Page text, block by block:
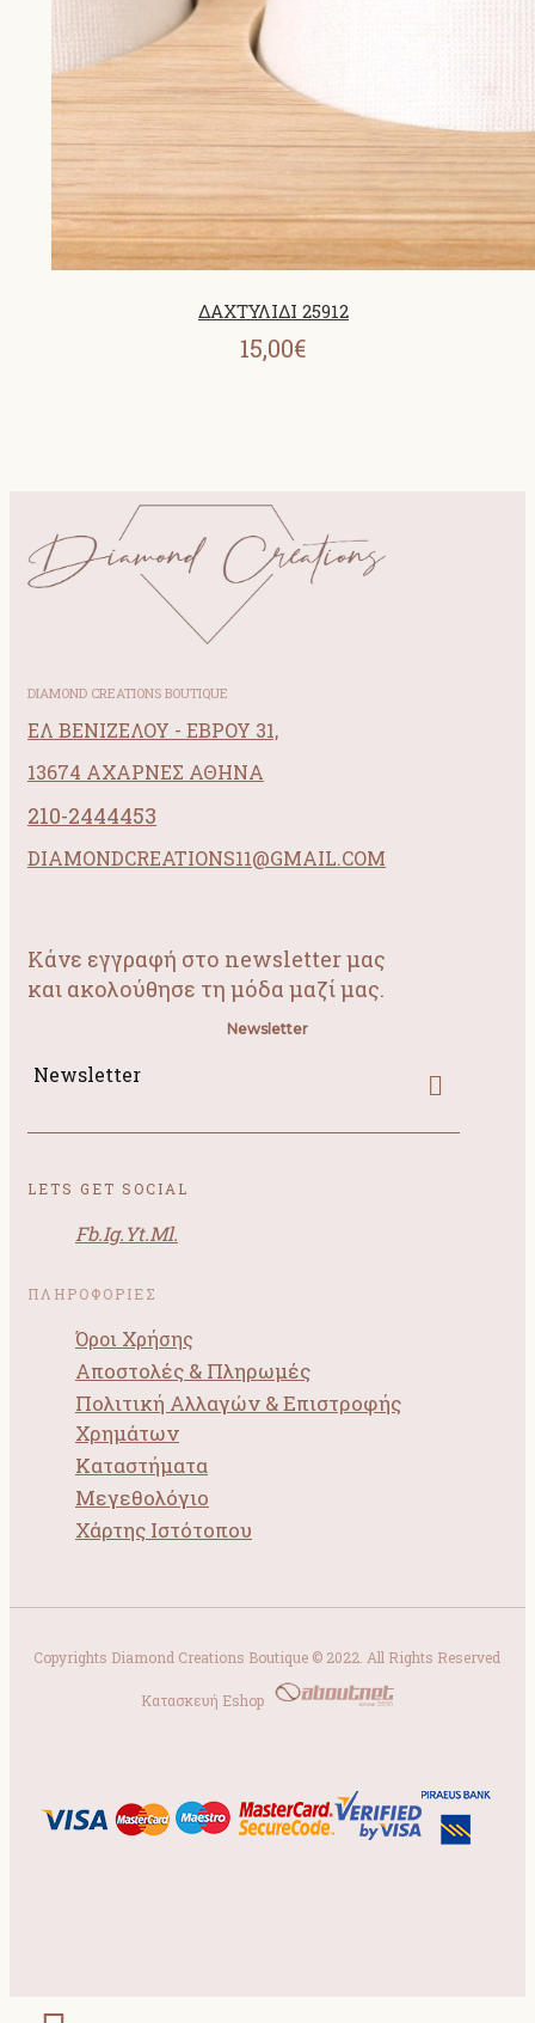
ΔΑΧΤΥΛΙΔΙ 25912
15,00€
DIAMOND CREATIONS BOUTIQUE
ΕΛ ΒΕΝΙΖΕΛΟΥ - ΕΒΡΟΥ 31,
13674 ΑΧΑΡΝΕΣ ΑΘΗΝΑ
210-2444453
DIAMONDCREATIONS11@GMAIL.COM
Κάνε εγγραφή στο newsletter μας
και ακολούθησε τη μόδα μαζί μας.
Newsletter
Newsletter
LETS GET SOCIAL
Fb.Ig.Yt.Ml.
ΠΛΗΡΟΦΟΡΙΕΣ
Όροι Χρήσης
Αποστολές & Πληρωμές
Πολιτική Αλλαγών & Επιστροφής
Χρημάτων
Καταστήματα
Μεγεθολόγιο
Χάρτης Ιστότοπου
Copyrights Diamond Creations Boutique © 2022. All Rights Reserved
Κατασκευή Eshop